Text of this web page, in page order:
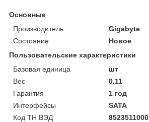
Основные
Производитель
Gigabyte
Состояние
Новое
Пользовательские характеристики
Базовая единица
шт
Вес
0.11
Гарантия
1 год
Интерфейсы
SATA
Код ТН ВЭД
8523511000